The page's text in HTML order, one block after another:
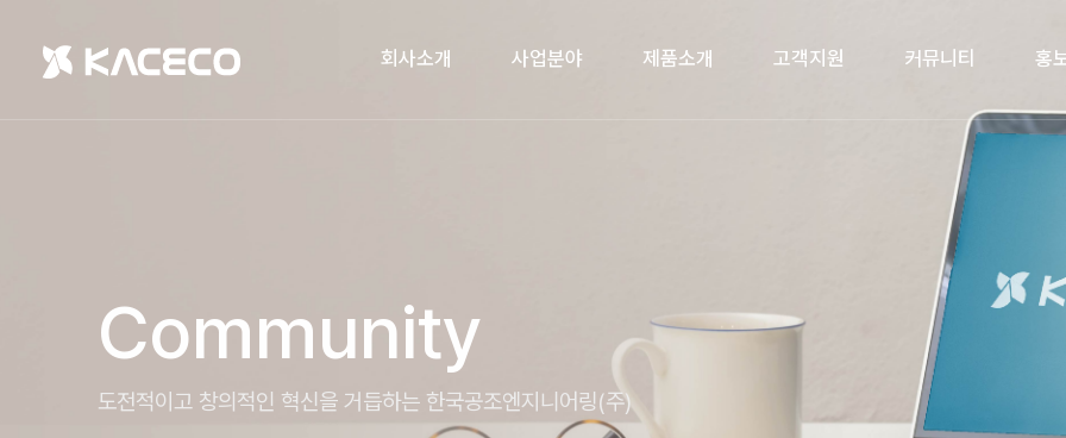
회사소개 사업분야 제품소개 고객지원 커뮤니티 홍
Community
도전적이고 창의적인 혁신을 거듭하는 한국공조엔지니어링(주)